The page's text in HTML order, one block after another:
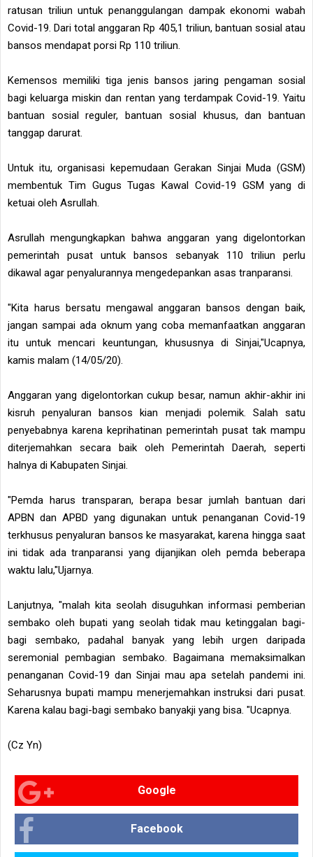
ratusan triliun untuk penanggulangan dampak ekonomi wabah
Covid-19. Dari total anggaran Rp 405,1 triliun, bantuan sosial atau
bansos mendapat porsi Rp 110 triliun.
Kemensos memiliki tiga jenis bansos jaring pengaman sosial
bagi keluarga miskin dan rentan yang terdampak Covid-19. Yaitu
bantuan sosial reguler, bantuan sosial khusus, dan bantuan
tanggap darurat.
Untuk itu, organisasi kepemudaan Gerakan Sinjai Muda (GSM)
membentuk Tim Gugus Tugas Kawal Covid-19 GSM yang di
ketuai oleh Asrullah.
Asrullah mengungkapkan bahwa anggaran yang digelontorkan
pemerintah pusat untuk bansos sebanyak 110 triliun perlu
dikawal agar penyalurannya mengedepankan asas tranparansi.
"Kita harus bersatu mengawal anggaran bansos dengan baik,
jangan sampai ada oknum yang coba memanfaatkan anggaran
itu untuk mencari keuntungan, khususnya di Sinjai,"Ucapnya,
kamis malam (14/05/20).
Anggaran yang digelontorkan cukup besar, namun akhir-akhir ini
kisruh penyaluran bansos kian menjadi polemik. Salah satu
penyebabnya karena keprihatinan pemerintah pusat tak mampu
diterjemahkan secara baik oleh Pemerintah Daerah, seperti
halnya di Kabupaten Sinjai.
"Pemda harus transparan, berapa besar jumlah bantuan dari
APBN dan APBD yang digunakan untuk penanganan Covid-19
terkhusus penyaluran bansos ke masyarakat, karena hingga saat
ini tidak ada tranparansi yang dijanjikan oleh pemda beberapa
waktu lalu,"Ujarnya.
Lanjutnya, "malah kita seolah disuguhkan informasi pemberian
sembako oleh bupati yang seolah tidak mau ketinggalan bagi-
bagi sembako, padahal banyak yang lebih urgen daripada
seremonial pembagian sembako. Bagaimana memaksimalkan
penanganan Covid-19 dan Sinjai mau apa setelah pandemi ini.
Seharusnya bupati mampu menerjemahkan instruksi dari pusat.
Karena kalau bagi-bagi sembako banyakji yang bisa. "Ucapnya.
(Cz Yn)
Google
Facebook